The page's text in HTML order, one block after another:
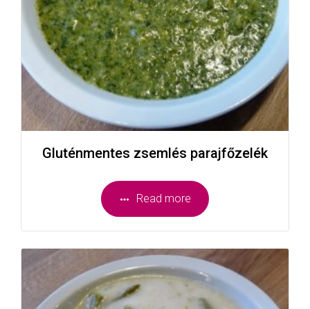
Gluténmentes zsemlés parajfőzelék
Read more